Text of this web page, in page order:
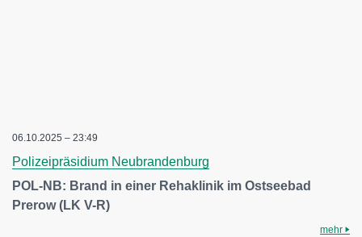
06.10.2025 – 23:49
Polizeipräsidium Neubrandenburg
POL-NB: Brand in einer Rehaklinik im Ostseebad
Prerow (LK V-R)
mehr